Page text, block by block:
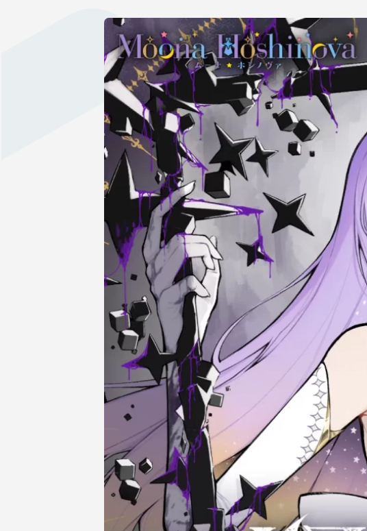
COLLABORATION
SUPPORT ADVERTISING
OFFICIAL SHOP
HOLODULE
Supporter Guideline
FAQ
Derivative Works Guidelines
Request to Minors
PRIVACY POLICY
COMPANY